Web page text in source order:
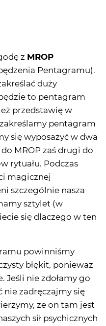
z MROP
Pentagramu).
duży
to pentagram
przedstawię w
pentagram
się wyposażyć w dwa
MROP zaś drugi do
rytuału. Podczas
magicznej
szczególnie nasza
sztylet (w
się dlaczego w ten
powinniśmy
błękit, ponieważ
Jeśli nie zdołamy go
nie zadręczajmy się
że on tam jest
sił psychicznych